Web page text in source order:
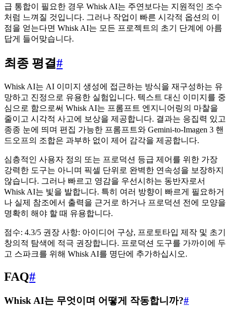
급 통합이 필요한 경우 Whisk AI는 주연보다는 지원적인 조수
처럼 느껴질 것입니다. 그러나 작업이 빠른 시각적 옵션의 이
점을 얻는다면 Whisk AI는 모든 프로젝트의 초기 단계에 아름
답게 들어맞습니다.
최종 평결#
Whisk AI는 AI 이미지 생성에 접근하는 방식을 재구성하는 유
망하고 진정으로 유용한 실험입니다. 텍스트 대신 이미지를 중
심으로 함으로써 Whisk AI는 프롬프트 엔지니어링의 마찰을
줄이고 시각적 사고에 보상을 제공합니다. 결과는 응집력 있고
종종 눈에 띄며 편집 가능한 프롬프트와 Gemini-to-Imagen 3 핸
드오프의 조합은 과부하 없이 제어 감각을 제공합니다.
심층적인 사용자 정의 또는 프로덕션 등급 제어를 위한 가장
강력한 도구는 아니며 픽셀 단위로 완벽한 연속성을 보장하지
않습니다. 그러나 빠르고 영감을 우선시하는 동반자로서
Whisk AI는 빛을 발합니다. 특히 여러 방향이 빠르게 필요하거
나 실제 참조에서 출력을 근거로 하거나 프로덕션 전에 모양을
명확히 해야 할 때 유용합니다.
점수: 4.3/5 권장 사항: 아이디어 구상, 프로토타입 제작 및 초기
창의적 탐색에 적극 권장합니다. 프로덕션 도구를 가까이에 두
고 스파크를 위해 Whisk AI를 명단에 추가하십시오.
FAQ#
Whisk AI는 무엇이며 어떻게 작동합니까?#